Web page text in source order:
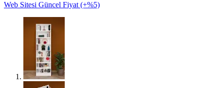
Web Sitesi Güncel Fiyat (+%5)